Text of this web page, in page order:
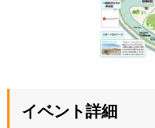
イベント詳細